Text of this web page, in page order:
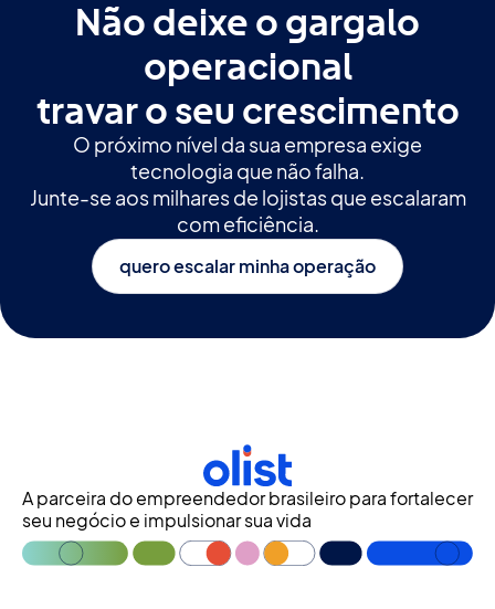
Não deixe o gargalo
operacional
travar o seu crescimento
O próximo nível da sua empresa exige
tecnologia que não falha.
Junte-se aos milhares de lojistas que escalaram
com eficiência.
quero escalar minha operação
A parceira do empreendedor brasileiro para fortalecer
seu negócio e impulsionar sua vida